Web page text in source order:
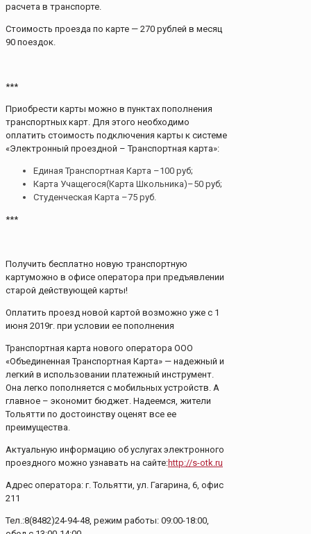
расчета в транспорте.
Стоимость проезда по карте — 270 рублей в месяц
90 поездок.
***
Приобрести карты можно в пунктах пополнения
транспортных карт. Для этого необходимо
оплатить стоимость подключения карты к системе
«Электронный проездной – Транспортная карта»:
Единая Транспортная Карта –100 руб;
Карта Учащегося(Карта Школьника)–50 руб;
Студенческая Карта –75 руб.
***
Получить бесплатно новую транспортную
картуможно в офисе оператора при предъявлении
старой действующей карты!
Оплатить проезд новой картой возможно уже с 1
июня 2019г. при условии ее пополнения
Транспортная карта нового оператора ООО
«Объединенная Транспортная Карта» — надежный и
легкий в использовании платежный инструмент.
Она легко пополняется с мобильных устройств. А
главное – экономит бюджет. Надеемся, жители
Тольятти по достоинству оценят все ее
преимущества.
Актуальную информацию об услугах электронного
проездного можно узнавать на сайте:http://s-otk.ru
Адрес оператора: г. Тольятти, ул. Гагарина, 6, офис
211
Тел.:8(8482)24-94-48, режим работы: 09:00-18:00,